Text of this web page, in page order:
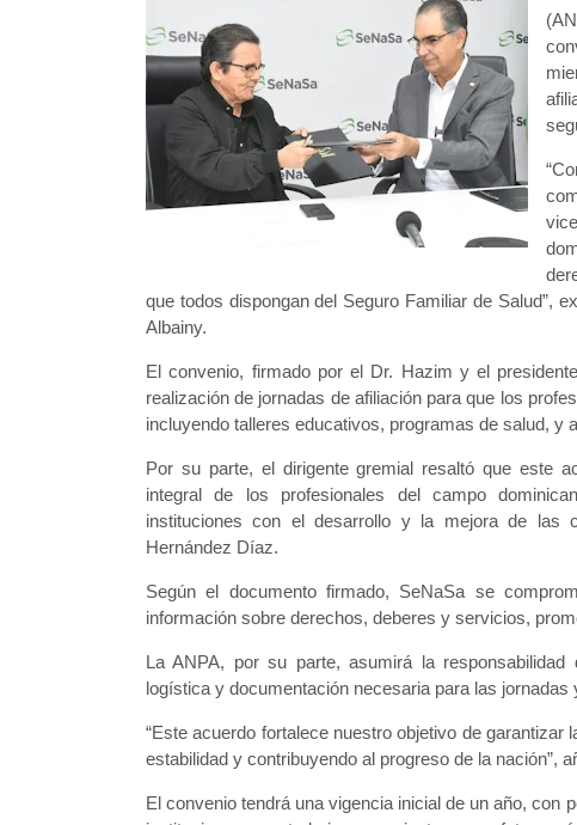
que todos dispongan del Seguro Familiar de Salud”,
Albainy.
El convenio, firmado por el Dr. Hazim y el
realización de jornadas de afiliación para que los
incluyendo talleres educativos, programas de salud,
Por su parte, el dirigente gremial resaltó que este
integral de los profesionales del campo
instituciones con el desarrollo y la mejora de las
Hernández Díaz.
Según el documento firmado, SeNaSa se
información sobre derechos, deberes y servicios,
La ANPA, por su parte, asumirá la
logística y documentación necesaria para las
“Este acuerdo fortalece nuestro objetivo de
estabilidad y contribuyendo al progreso de la nación”,
El convenio tendrá una vigencia inicial de un año, con